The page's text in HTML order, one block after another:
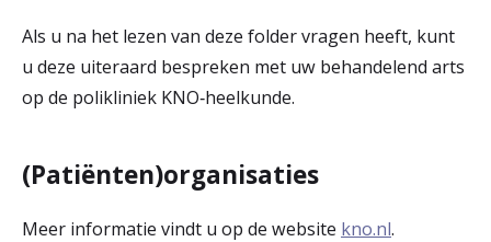
Als u na het lezen van deze folder vragen heeft, kunt
u deze uiteraard bespreken met uw behandelend arts
op de polikliniek KNO‑heelkunde.
(Patiënten)organisaties
Meer informatie vindt u op de website kno.nl.